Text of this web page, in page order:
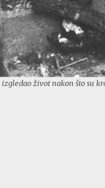
izgledao život nakon što su